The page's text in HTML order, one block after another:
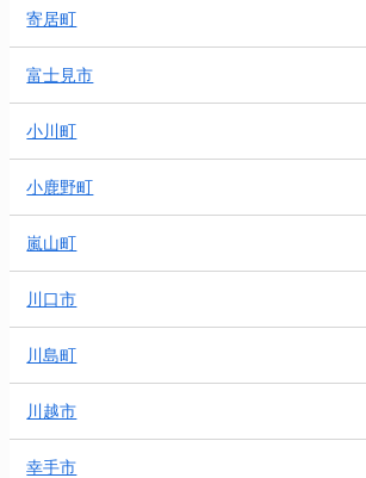
寄居町
富士見市
小川町
小鹿野町
嵐山町
川口市
川島町
川越市
幸手市